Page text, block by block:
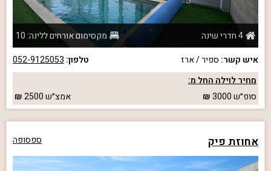
4 חדרי שינה
מקסימום אורחים ללינה: 10
איש קשר: ספיר / ארז טלפון: 052-9125053
מחיר לוילה החל מ:
סופ״ש3000 אמצ״ש2500
אחוזת פיק ספסופה